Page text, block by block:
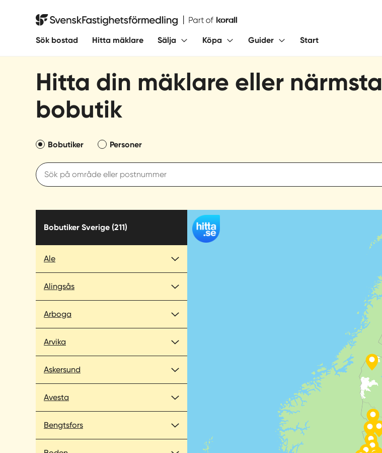
Svensk Fastighetsförmedling
Sök bostad Hitta mäklare Sälja Köpa Guider Start
Hitta din mäklare eller närmsta
bobutik
Bobutiker Personer
Bobutiker Sverige (211)
Ale
Alingsås
Arboga
Arvika
Askersund
Avesta
Bengtsfors